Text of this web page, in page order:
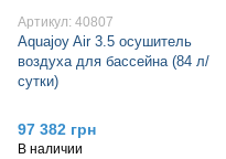
Артикул: 40807
Aquajoy Air 3.5 осушитель
воздуха для бассейна (84 л/
сутки)
97 382 грн
В наличии